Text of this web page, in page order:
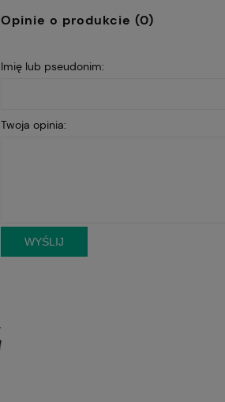
Opinie o produkcie (0)
Imię lub pseudonim:
Twoja opinia:
WYŚLIJ